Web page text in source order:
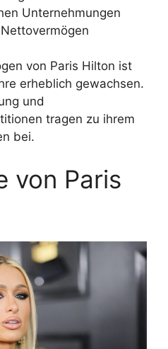
Unternehmungen
von Paris Hilton ist
erheblich gewachsen.
und
tragen zu ihrem
bei.
von Paris